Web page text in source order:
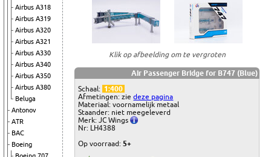
Airbus A318
Airbus A319
Airbus A320
Airbus A321
Airbus A330
Airbus A340
Airbus A350
Airbus A380
Beluga
Antonov
ATR
BAC
Boeing
Klik op afbeelding om te vergroten
Air Passenger Bridge for B747 (Blue)
Schaal: 1:400
Afmetingen: ziedeze pagina
Materiaal: voornamelijk metaal
Staander: niet meegeleverd
Merk: JC Wings
Nr: LH4388
Op voorraad:5+